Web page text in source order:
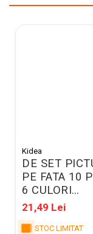
Kidea
DE SET
PE FATA 10
6 CULORI
UNICORN
FDTZUKA
21,49 Lei
STOC LIMITAT